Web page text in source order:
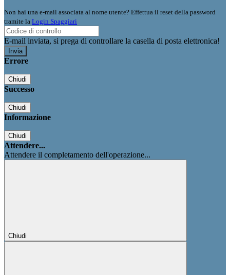
Non hai una e-mail associata al nome utente? Effettua il reset della password
tramite la Login Spaggiari
E-mail inviata, si prega di controllare la casella di posta elettronica!
Errore
Chiudi
Successo
Chiudi
Informazione
Chiudi
Attendere...
Attendere il completamento dell'operazione...
Chiudi